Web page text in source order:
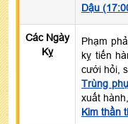
Dậu
Các Ngày
Kỵ
Phạm
kỵ tiến
cưới hỏi,
Trùng
xuất
Kim thần